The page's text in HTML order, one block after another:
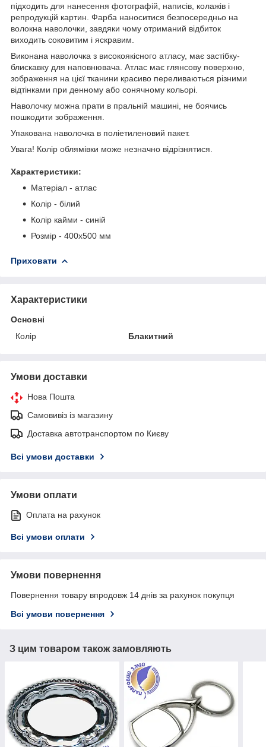
підходить для нанесення фотографій, написів, колажів і
репродукцій картин. Фарба наноситися безпосередньо на
волокна наволочки, завдяки чому отриманий відбиток
виходить соковитим і яскравим.
Виконана наволочка з високоякісного атласу, має застібку-
блискавку для наповнювача. Атлас має глянсову поверхню,
зображення на цієї тканини красиво переливаються різними
відтінками при денному або сонячному кольорі.
Наволочку можна прати в пральній машині, не боячись
пошкодити зображення.
Упакована наволочка в поліетиленовий пакет.
Увага! Колір облямівки може незначно відрізнятися.
Характеристики:
Матеріал - атлас
Колір - білий
Колір кайми - синій
Розмір - 400х500 мм
Приховати
Характеристики
Основні
Колір
Блакитний
Умови доставки
Нова Пошта
Самовивіз із магазину
Доставка автотранспортом по Києву
Всі умови доставки
Умови оплати
Оплата на рахунок
Всі умови оплати
Умови повернення
Повернення товару впродовж 14 днів за рахунок покупця
Всі умови повернення
З цим товаром також замовляють